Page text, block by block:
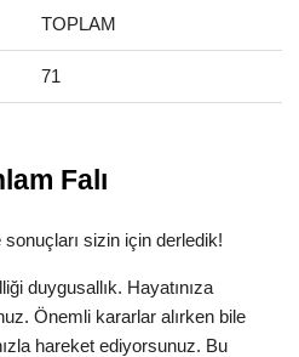
TOPLAM
71
Falı
sizin için derledik!
duygusallık. Hayatınıza
Önemli kararlar alırken bile
hareket ediyorsunuz. Bu